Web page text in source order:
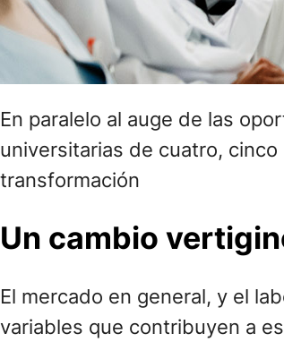
En paralelo al auge de las
universitarias de cuatro,
transformación
Un cambio
El mercado en general, y el
variables que contribuyen a